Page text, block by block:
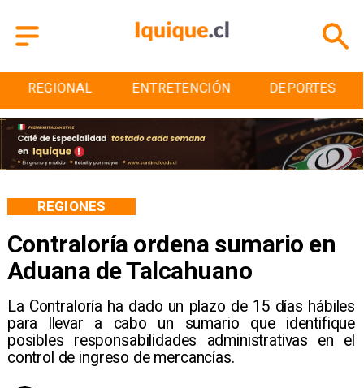
ENTRETENCIÓN DEPORTES CULTURA
Contraloría ordena sumario en
Aduana de Talcahuano
La Contraloría ha dado un plazo de 15 días hábiles
para llevar a cabo un sumario que identifique
posibles responsabilidades administrativas en el
control de ingreso de mercancías.
REGIONES